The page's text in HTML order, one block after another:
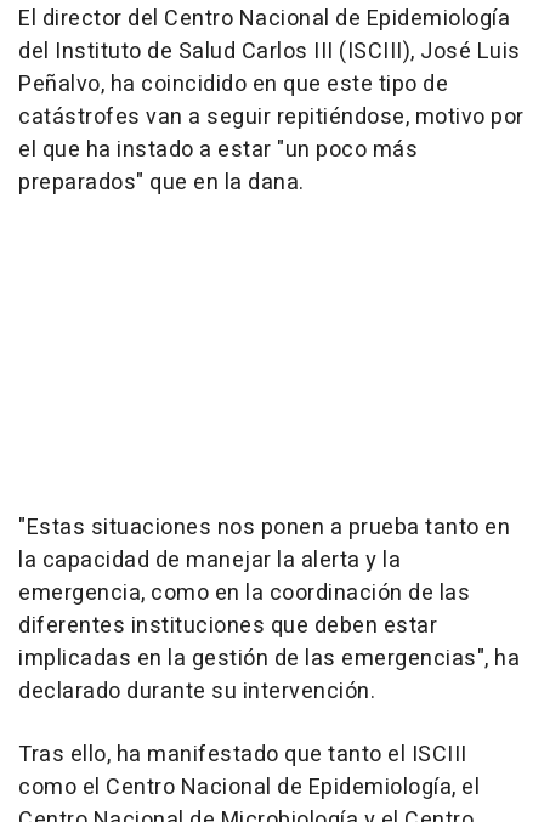
El director del Centro Nacional de Epidemiología
del Instituto de Salud Carlos III (ISCIII), José Luis
Peñalvo, ha coincidido en que este tipo de
catástrofes van a seguir repitiéndose, motivo por
el que ha instado a estar "un poco más
preparados" que en la dana.
"Estas situaciones nos ponen a prueba tanto en
la capacidad de manejar la alerta y la
emergencia, como en la coordinación de las
diferentes instituciones que deben estar
implicadas en la gestión de las emergencias", ha
declarado durante su intervención.
Tras ello, ha manifestado que tanto el ISCIII
como el Centro Nacional de Epidemiología, el